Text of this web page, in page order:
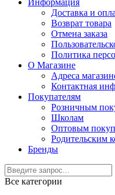
Информация
Доставка и
Возврат товара
Отмена заказа
Политика
О Магазине
Адреса
Контактная
Покупателям
Розничным
Школам
Оптовым
Родительским
Бренды
Все категории